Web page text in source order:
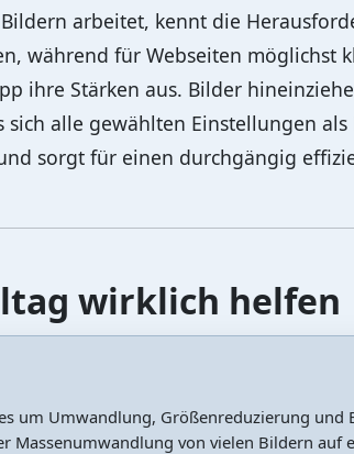
arbeitet, kennt die
während für Webseiten möglichst
ihre Stärken aus. Bilder
sich alle gewählten Einstellungen
sorgt für einen durchgängig
wirklich helfen
um Umwandlung, Größenreduzierung und
Massenumwandlung von vielen Bildern auf